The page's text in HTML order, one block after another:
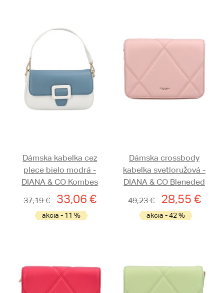
Dámska kabelka cez
plece bielo modrá -
DIANA & CO Kombes
37,19 €
33,06 €
akcia - 11 %
Dámska crossbody
kabelka svetloružová -
DIANA & CO Bleneded
49,23 €
28,55 €
akcia - 42 %